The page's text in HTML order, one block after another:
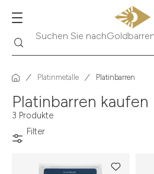
Suchen Sie nach
Goldbarren
Platinmetalle Platinbarren
Platinbarren kaufen
3 Produkte
Filter